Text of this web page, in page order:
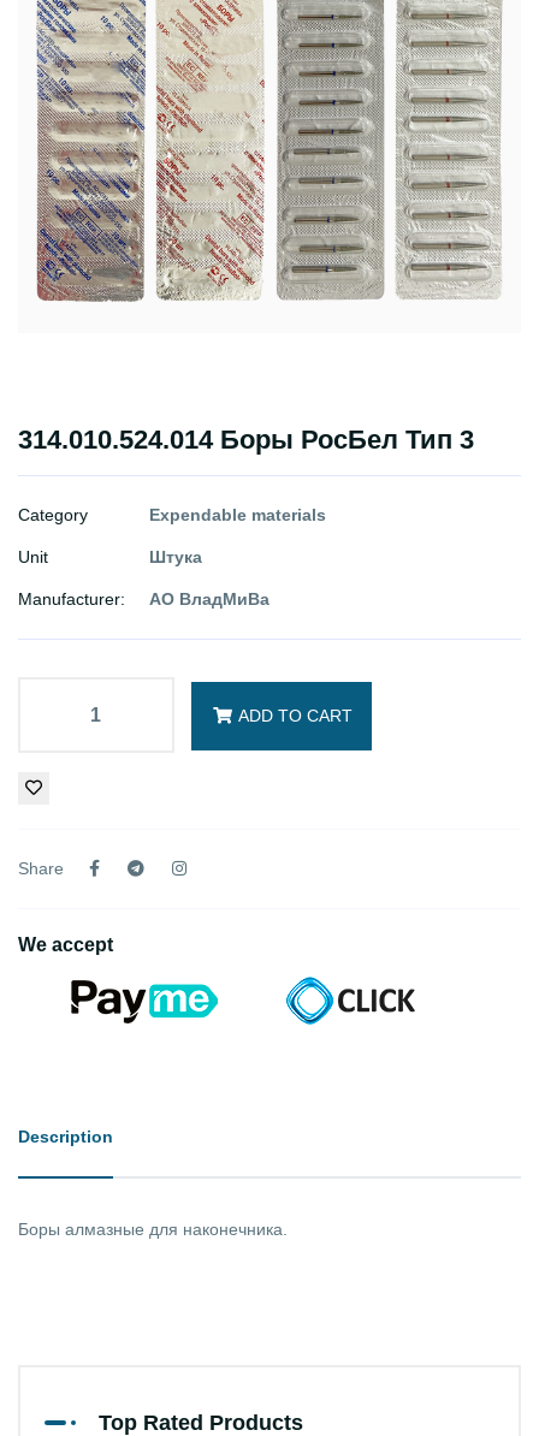
314.010.524.014 Боры РосБел Тип 3
Category Expendable materials
Unit Штука
Manufacturer: АО ВладМиВа
ADD TO CART
Share
We accept
Description
Боры алмазные для наконечника.
Top Rated Products